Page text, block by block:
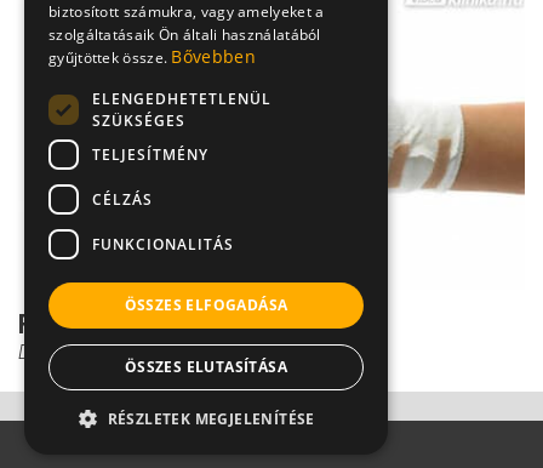
Felkarcsonttörés kezelése
Dr. Gulyás Károly
biztosított számukra, vagy amelyeket a
szolgáltatásaik Ön általi használatából
gyűjtöttek össze. Bővebben
ELENGEDHETETLENÜL
SZÜKSÉGES
TELJESÍTMÉNY
CÉLZÁS
FUNKCIONALITÁS
ÖSSZES ELFOGADÁSA
ÖSSZES ELUTASÍTÁSA
RÉSZLETEK MEGJELENÍTÉSE